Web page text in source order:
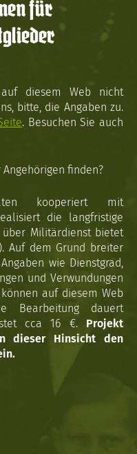
für
diesem Web nicht
bitte, die Angaben zu.
. Besuchen Sie auch
finden?
kooperiert mit
die langfristige
über Militärdienst bietet
Auf dem Grund breiter
wie Dienstgrad,
und Verwundungen
auf diesem Web
Bearbeitung dauert
cca 16 €. Projekt
dieser Hinsicht den